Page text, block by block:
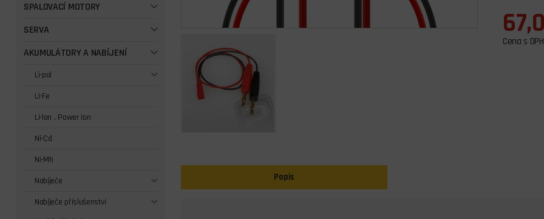
SPALOVACÍ MOTORY
SERVA
AKUMULÁTORY A NABÍJENÍ
Li-pol
Li-Fe
Li-Ion , Power Ion
Ni-Cd
Ni-Mh
Nabíječe
Nabíječe příslušenství
Cena s DPH
Popis